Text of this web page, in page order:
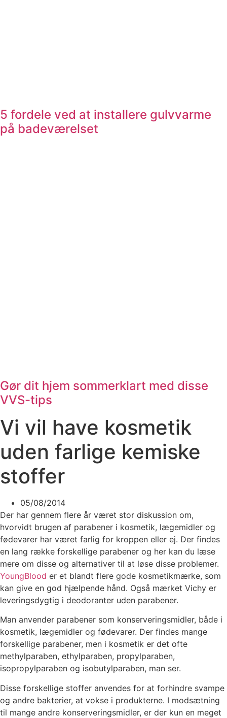
5 fordele ved at installere gulvvarme
på badeværelset
Gør dit hjem sommerklart med disse
VVS-tips
Vi vil have kosmetik
uden farlige kemiske
stoffer
05/08/2014
Der har gennem flere år været stor diskussion om,
hvorvidt brugen af parabener i kosmetik, lægemidler og
fødevarer har været farlig for kroppen eller ej. Der findes
en lang række forskellige parabener og her kan du læse
mere om disse og alternativer til at løse disse problemer.
YoungBlood er et blandt flere gode kosmetikmærke, som
kan give en god hjælpende hånd. Også mærket Vichy er
leveringsdygtig i deodoranter uden parabener.
Man anvender parabener som konserveringsmidler, både i
kosmetik, lægemidler og fødevarer. Der findes mange
forskellige parabener, men i kosmetik er det ofte
methylparaben, ethylparaben, propylparaben,
isopropylparaben og isobutylparaben, man ser.
Disse forskellige stoffer anvendes for at forhindre svampe
og andre bakterier, at vokse i produkterne. I modsætning
til mange andre konserveringsmidler, er der kun en meget